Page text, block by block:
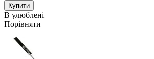
В улюблені
Порівняти